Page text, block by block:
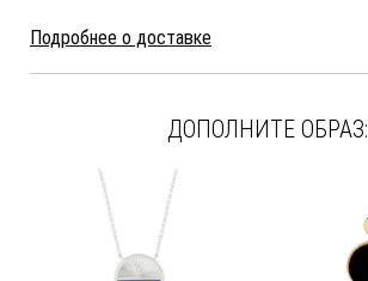
Подробнее о доставке
ДОПОЛНИТЕ ОБРАЗ: